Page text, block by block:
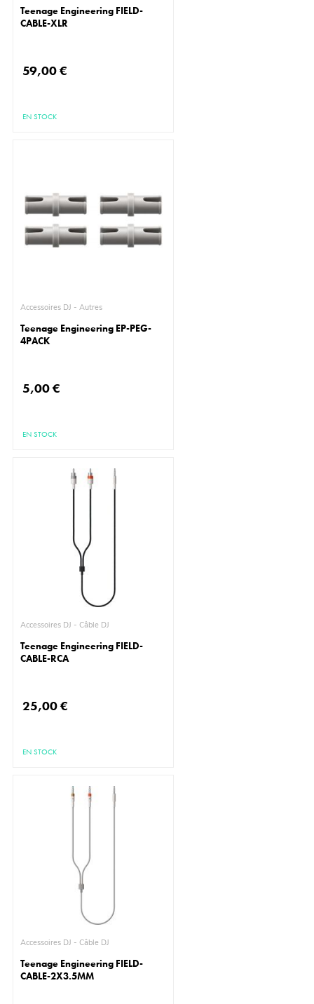
Teenage Engineering FIELD-
CABLE-XLR
59,00 €
EN STOCK
Accessoires DJ - Autres
Teenage Engineering EP-PEG-
4PACK
5,00 €
EN STOCK
Accessoires DJ - Câble DJ
Teenage Engineering FIELD-
CABLE-RCA
25,00 €
EN STOCK
Accessoires DJ - Câble DJ
Teenage Engineering FIELD-
CABLE-2X3.5MM